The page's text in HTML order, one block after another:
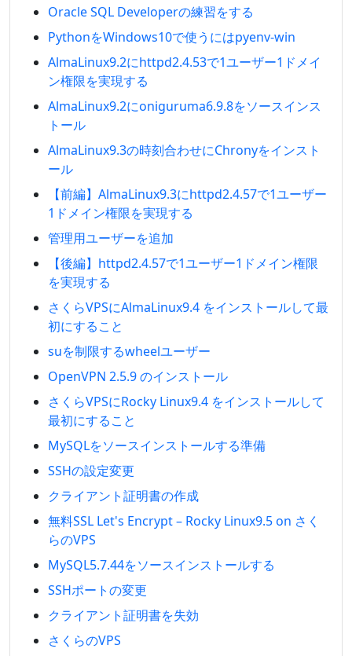
Oracle SQL Developerの練習をする
PythonをWindows10で使うにはpyenv-win
AlmaLinux9.2にhttpd2.4.53で1ユーザー1ドメイ
ン権限を実現する
AlmaLinux9.2にoniguruma6.9.8をソースインス
トール
AlmaLinux9.3の時刻合わせにChronyをインスト
ール
【前編】AlmaLinux9.3にhttpd2.4.57で1ユーザー
1ドメイン権限を実現する
管理用ユーザーを追加
【後編】httpd2.4.57で1ユーザー1ドメイン権限
を実現する
さくらVPSにAlmaLinux9.4 をインストールして最
初にすること
suを制限するwheelユーザー
OpenVPN 2.5.9 のインストール
さくらVPSにRocky Linux9.4 をインストールして
最初にすること
MySQLをソースインストールする準備
SSHの設定変更
クライアント証明書の作成
無料SSL Let's Encrypt – Rocky Linux9.5 on さく
らのVPS
MySQL5.7.44をソースインストールする
SSHポートの変更
クライアント証明書を失効
さくらのVPS